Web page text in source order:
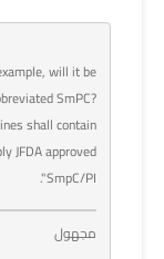
will it be
SmPC?
shall contain
JFDA approved
SmpC/PI".
مجهول